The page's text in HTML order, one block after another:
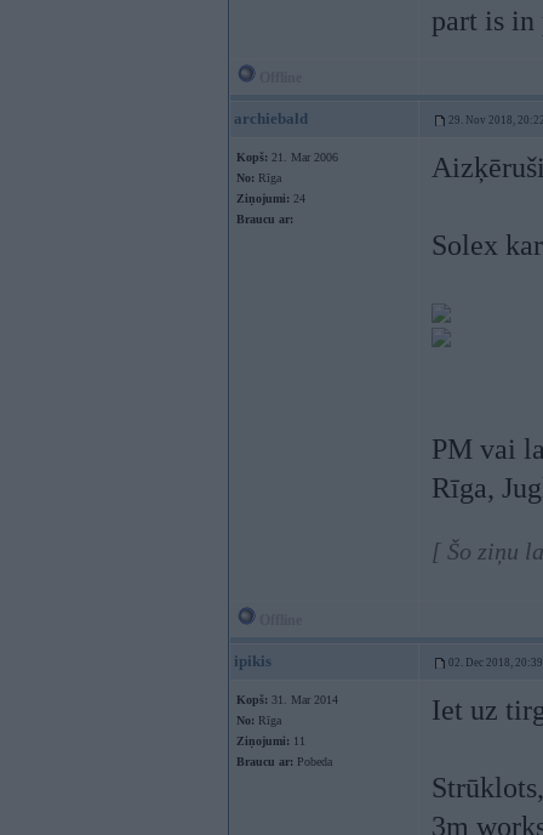
part is
archiebald 29. Nov 2018,
Kopš: 21. Mar 2006
No: Rīga
Ziņojumi: 24
Braucu ar:
Solex
PM vai
Rīga,
[ Šo ziņu
ipikis 02. Dec 2018, 20:39
Kopš: 31. Mar 2014
No: Rīga
Ziņojumi: 11
Braucu ar: Pobeda
Iet uz
3m